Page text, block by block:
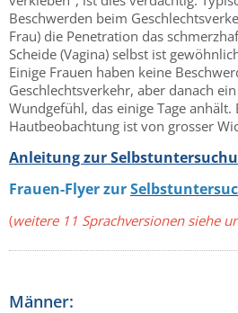
Beschwerden beim
Frau) die Penetration das
Scheide (Vagina) selbst ist
Einige Frauen haben keine
Geschlechtsverkehr, aber danach
Wundgefühl, das einige Tage anhält.
Hautbeobachtung ist von grosser
Anleitung zur
Frauen-Flyerzur
(weitere 11 Sprachversionen siehe
Männer: